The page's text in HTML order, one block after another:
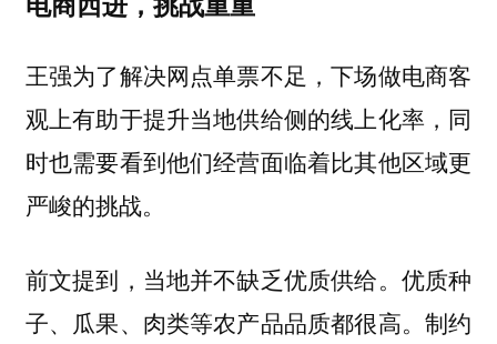
王强为了解决网点单票不足，下场做电商客
观上有助于提升当地供给侧的线上化率，同
时也需要看到他们经营面临着比其他区域更
严峻的挑战。
前文提到，当地并不缺乏优质供给。优质种
子、瓜果、肉类等农产品品质都很高。制约